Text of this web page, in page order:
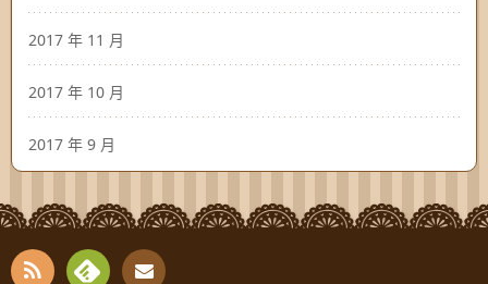
2017 年 11 月
2017 年 10 月
2017 年 9 月